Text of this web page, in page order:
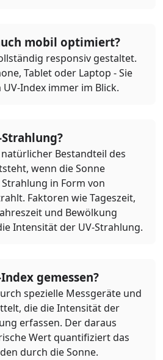
mobil optimiert?
responsiv gestaltet.
Tablet oder Laptop - Sie
Index immer im Blick.
Bestandteil des
wenn die Sonne
in Form von
Faktoren wie Tageszeit,
und Bewölkung
Intensität der UV-Strahlung.
gemessen?
spezielle Messgeräte und
die die Intensität der
erfassen. Der daraus
Wert quantifiziert das
durch die Sonne.